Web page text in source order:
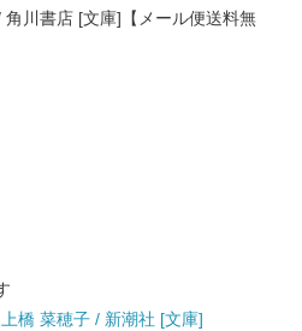
川書店 [文庫]【メール便送料無
橋 菜穂子 / 新潮社 [文庫]